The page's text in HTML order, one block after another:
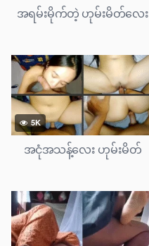
အရမ်းမိုက်တဲ့ ဟုမ်းမိတ်လေး
5K
အငုံအသန့်လေး ဟုမ်းမိတ်